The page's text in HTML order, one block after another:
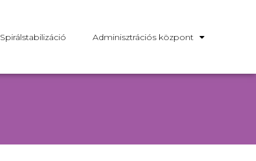
Spirálstabilizáció Adminisztrációs központ